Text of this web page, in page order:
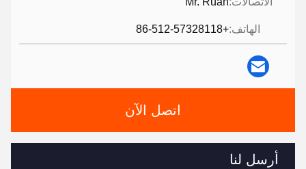
الهاتف:+86-512-57328118
اتصل الآن
أرسل لنا